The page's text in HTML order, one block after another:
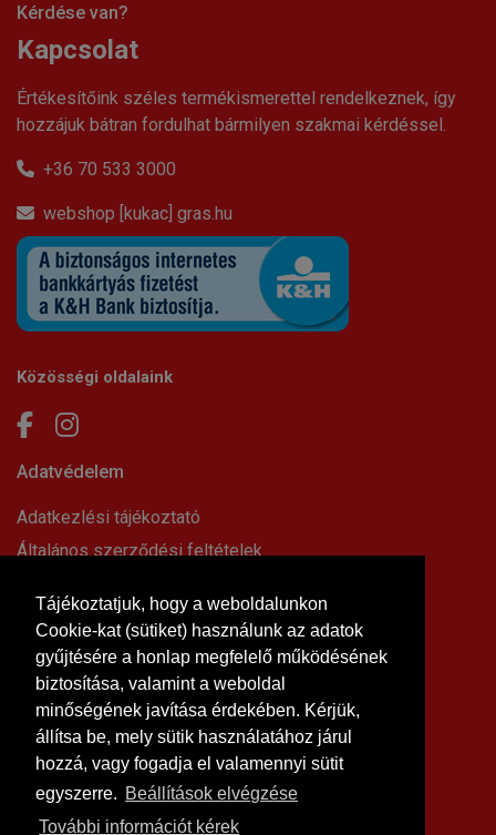
Tájékoztatjuk, hogy a weboldalunkon
Cookie-kat (sütiket) használunk az adatok
gyűjtésére a honlap megfelelő működésének
biztosítása, valamint a weboldal
minőségének javítása érdekében. Kérjük,
állítsa be, mely sütik használatához járul
hozzá, vagy fogadja el valamennyi sütit
egyszerre. Beállítások elvégzése
További információt kérek
Kérdése van?
Kapcsolat
Értékesítőink széles termékismerettel rendelkeznek, így
hozzájuk bátran fordulhat bármilyen szakmai kérdéssel.
+36 70 533 3000
webshop [kukac] gras.hu
Közösségi oldalaink
Adatvédelem
Adatkezlési tájékoztató
Általános szerződési feltételek
Impresszum
Süti beállítások
Információk
Hírek, cikkek
Kapcsolat
Letölthető dokumentumok
Rólunk